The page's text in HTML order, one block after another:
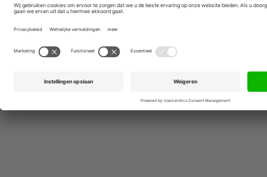
om de bestaande schulden van TopzorgGroep te
te ondersteunen.
op overnamepad. In mei vorig jaar werd
met 180 locaties voor multidisciplinaire hulp aan jongeren
Isokin Training en Therapie, en OCA Almere
de deal zijn niet bekendgemaakt.